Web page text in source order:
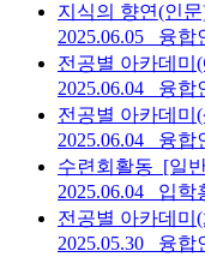
지식의 향연(인
2025.06.05
융합
전공별 아카데미
2025.06.04
융합
전공별 아카데미
2025.06.04
융합
수련회활동 [일
2025.06.04
입학
전공별 아카데미
2025.05.30
융합